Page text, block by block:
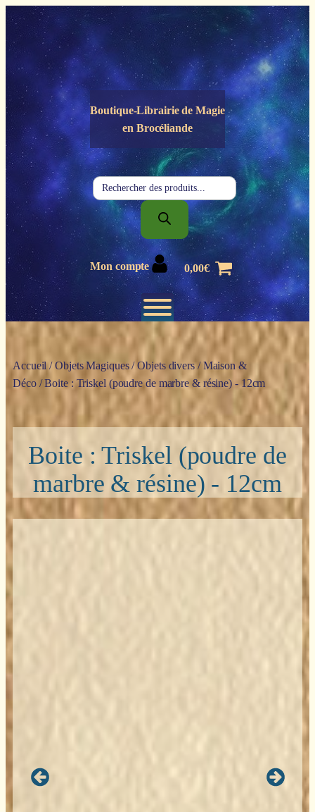
Panneau de gestion des cookies
Boutique-Librairie deMagie
en Brocéliande
Recherche
de
produits
Mon compte 0,00€
Accueil/Objets Magiques/Objets divers/Maison &
Déco/ Boite : Triskel (poudre de marbre & résine) - 12cm
Boite : Triskel (poudre de
marbre & résine) - 12cm